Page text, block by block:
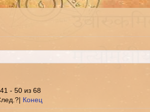
- 50 из 68
Конец